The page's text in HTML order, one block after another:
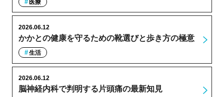
医療
かかとの健康を守るための靴選びと歩き方の極意
2026.06.12
生活
脳神経内科で判明する片頭痛の最新知見
2026.06.12